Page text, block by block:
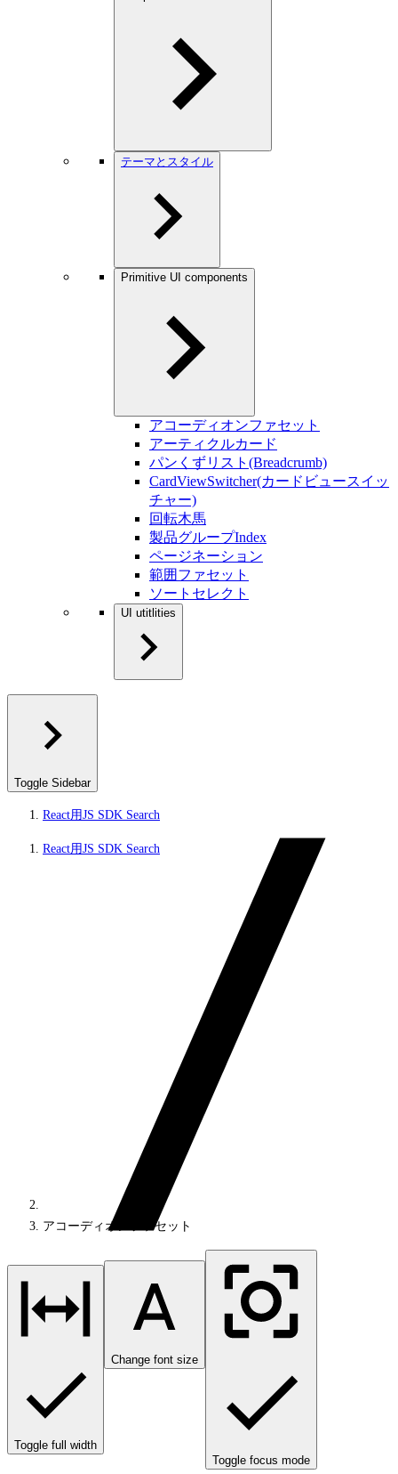
テーマとスタイル
Primitive UI components
アコーディオンファセット
アーティクルカード
パンくずリスト(Breadcrumb)
CardViewSwitcher(カードビュースイッ
チャー)
回転木馬
製品グループIndex
ページネーション
範囲ファセット
ソートセレクト
UI utitlities
Toggle Sidebar
React用JS SDK Search
React用JS SDK Search
アコーディオンファセット
Toggle full width
Change font size
Toggle focus mode